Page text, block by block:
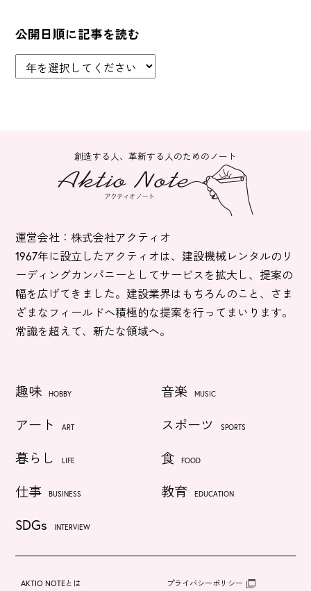
公開日順に記事を読む
創造する人、革新する人のためのノート
運営会社：株式会社アクティオ
1967年に設立したアクティオは、建設機械レンタルのリ
ーディングカンパニーとしてサービスを拡大し、提案の
幅を広げてきました。建設業界はもちろんのこと、さま
ざまなフィールドへ積極的な提案を行ってまいります。
常識を超えて、新たな領域へ。
趣味 HOBBY 音楽 MUSIC
アート ART スポーツ SPORTS
暮らし LIFE 食 FOOD
仕事 BUSINESS 教育 EDUCATION
SDGs INTERVIEW
AKTIO NOTEとは プライバシーポリシー